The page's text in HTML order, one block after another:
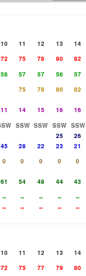
10 11 12 13 14
72 75 78 80 82
58 57 57 56 57
75 78 80 82
11 14 15 16 16
SSW SSW SSW SSW
25 26
45 28 22 23 21
0 0 0 0 0
61 54 48 44 43
-- -- -- -- --
-- -- -- -- --
10 11 12 13 14
72 75 77 79 80